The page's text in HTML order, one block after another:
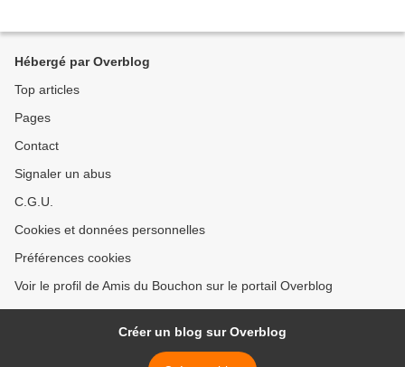
Hébergé par Overblog
Top articles
Pages
Contact
Signaler un abus
C.G.U.
Cookies et données personnelles
Préférences cookies
Voir le profil de Amis du Bouchon sur le portail Overblog
Créer un blog sur Overblog